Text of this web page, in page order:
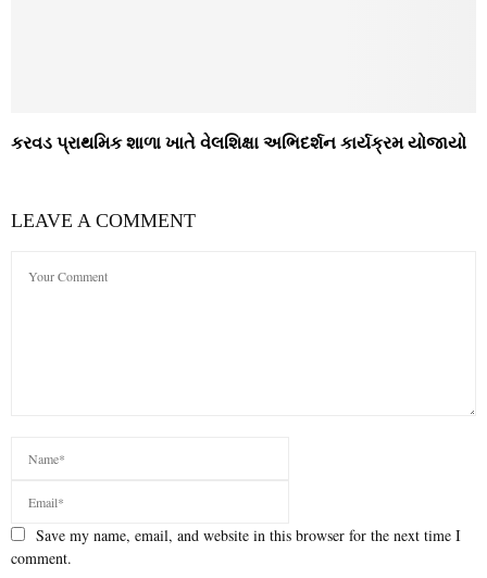
કરવડ પ્રાથમિક શાળા ખાતે વેલશિક્ષા અભિદર્શન કાર્યક્રમ યોજાયો
LEAVE A COMMENT
Save my name, email, and website in this browser for the next time I
comment.